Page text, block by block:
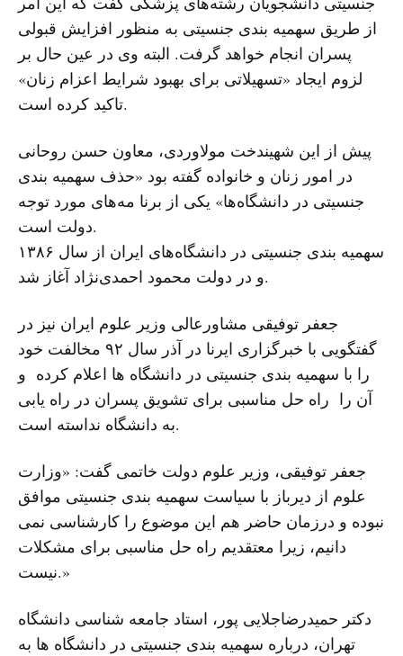
از طریق سهمیه بندی جنسیتی به منظور افزایش قبولی
پسران انجام خواهد گرفت. البته وی در عین حال بر
لزوم ایجاد «تسهیلاتی برای بهبود شرایط اعزام زنان»
تاکید کرده است.
پیش از این شهیندخت مولاوردی، معاون حسن روحانی
در امور زنان و خانواده گفته بود «حذف سهمیه بندی
جنسیتی در دانشگاه‌ها» یکی از برنا مه‌های مورد توجه
دولت است.
سهمیه بندی جنسیتی در دانشگاه‌های ایران از سال ۱۳۸۶
و در دولت محمود احمدی‌نژاد آغاز شد.
جعفر توفیقی مشاورعالی وزیر علوم ایران نیز در
گفتگویی با خبرگزاری ایرنا در آذر سال ۹۲ مخالفت خود
را با سهمیه بندی جنسیتی در دانشگاه ها اعلام کرده و
آن را راه حل مناسبی برای تشویق پسران در راه یابی
به دانشگاه نداسته است.
جعفر توفیقی، وزیر علوم دولت خاتمی گفت: «وزارت
علوم از دیرباز با سیاست سهمیه بندی جنسیتی موافق
نبوده و درزمان حاضر هم این موضوع را کارشناسی نمی
دانیم، زیرا معتقدیم راه حل مناسبی برای مشکلات
نیست.»
دکتر حمیدرضاجلایی پور، استاد جامعه شناسی دانشگاه
تهران، درباره سهمیه بندی جنسیتی در دانشگاه ها به